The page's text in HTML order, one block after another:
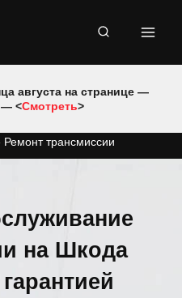
августа на странице —
— <Смотреть>
Ремонт трансмиссии
на Шкода